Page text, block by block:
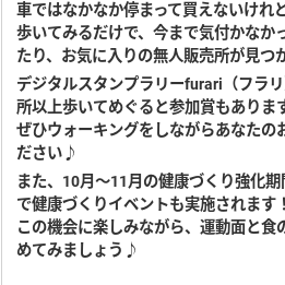
車ではなかなか停まって買えないけれ
歩いてみるだけで、今まで気付かなか
たり、お気に入りの無人販売所が見つ
デジタルスタンプラリーfurari（フラ
所以上歩いてめぐると参加賞もありま
ぜひウォーキングをしながらあなたの
ださい♪
また、10月～11月の健康づくり強化
で健康づくりイベントも実施されます！
この機会に楽しみながら、運動面と食
めてみましょう♪